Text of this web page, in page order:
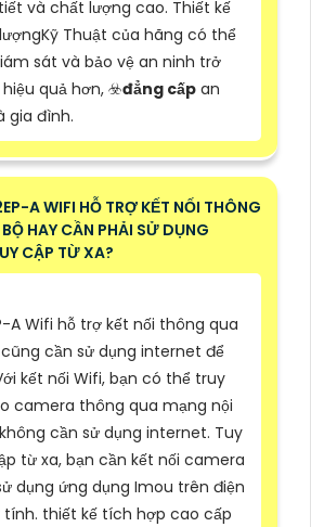
và chất lượng cao. Thiết kế
Thuật của hãng có thể
sát và bảo vệ an ninh trở
quả hơn, ☣️đẳng cấp an
gia đình.
A WIFI HỖ TRỢ KẾT NỐI THÔNG
HAY CẦN PHẢI SỬ DỤNG
CẬP TỪ XA?
A Wifi hỗ trợ kết nối thông qua
cần sử dụng internet để
kết nối Wifi, bạn có thể truy
camera thông qua mạng nội
cần sử dụng internet. Tuy
từ xa, bạn cần kết nối camera
dụng ứng dụng Imou trên điện
thiết kế tích hợp cao cấp